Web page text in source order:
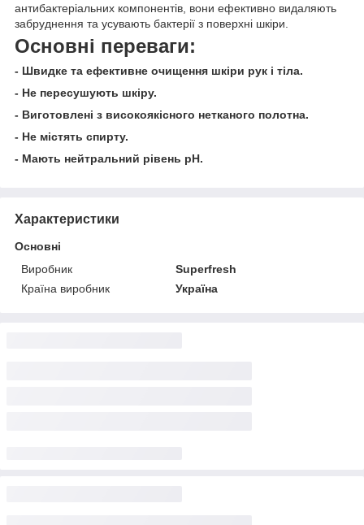
антибактеріальних компонентів, вони ефективно видаляють
забруднення та усувають бактерії з поверхні шкіри.
Основні переваги:
- Швидке та ефективне очищення шкіри рук і тіла.
- Не пересушують шкіру.
- Виготовлені з високоякісного нетканого полотна.
- Не містять спирту.
- Мають нейтральний рівень pH.
Характеристики
Основні
Виробник
Superfresh
Країна виробник
Україна